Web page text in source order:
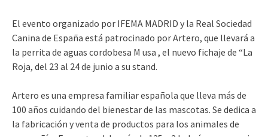
El evento organizado por IFEMA MADRID y la Real Sociedad
Canina de España está patrocinado por Artero, que llevará a
la perrita de aguas cordobesa M usa , el nuevo fichaje de “La
Roja, del 23 al 24 de junio a su stand.
Artero es una empresa familiar española que lleva más de
100 años cuidando del bienestar de las mascotas. Se dedica a
la fabricación y venta de productos para los animales de